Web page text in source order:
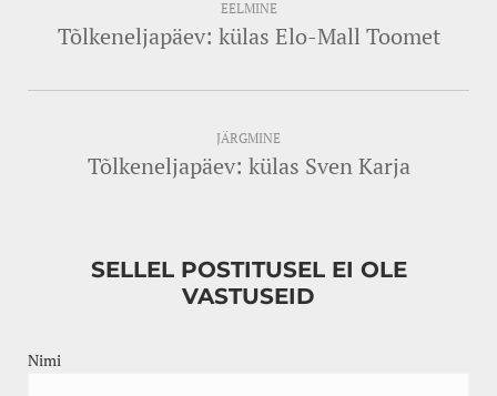
EELMINE
Tõlkeneljapäev: külas Elo-Mall Toomet
JÄRGMINE
Tõlkeneljapäev: külas Sven Karja
SELLEL POSTITUSEL EI OLE
VASTUSEID
Nimi